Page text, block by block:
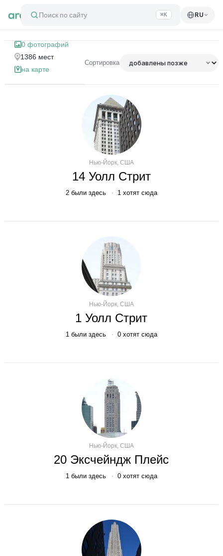
Поиск по сайту ⌘K RU
Список самых интересных
0 фотографий
1386 мест
на карте
Сортировка
Нью-Йорк, США
14 Уолл Стрит
2 были здесь 1 хотят сюда
Нью-Йорк, США
1 Уолл Стрит
1 были здесь 0 хотят сюда
Нью-Йорк, США
20 Эксчейндж Плейс
1 были здесь 0 хотят сюда